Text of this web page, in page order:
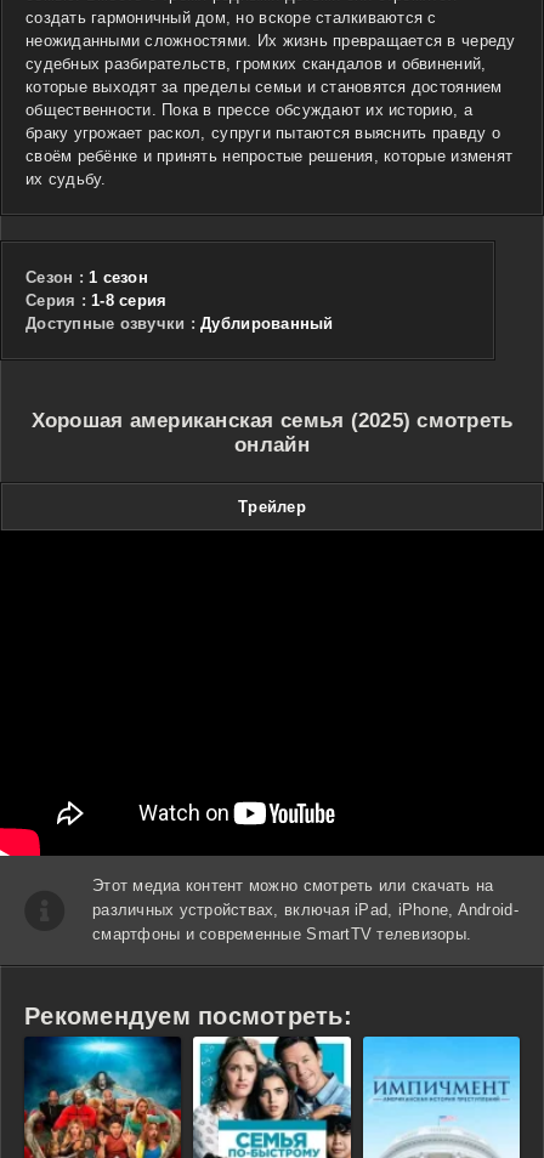
создать гармоничный дом, но вскоре сталкиваются с
неожиданными сложностями. Их жизнь превращается в череду
судебных разбирательств, громких скандалов и обвинений,
которые выходят за пределы семьи и становятся достоянием
общественности. Пока в прессе обсуждают их историю, а
браку угрожает раскол, супруги пытаются выяснить правду о
своём ребёнке и принять непростые решения, которые изменят
их судьбу.
Сезон : 1 сезон
Cерия : 1-8 серия
Доступные озвучки : Дублированный
Хорошая американская семья (2025) смотреть
онлайн
Трейлер
Этот медиа контент можно смотреть или скачать на
различных устройствах, включая iPad, iPhone, Android-
смартфоны и современные SmartTV телевизоры.
Рекомендуем посмотреть: